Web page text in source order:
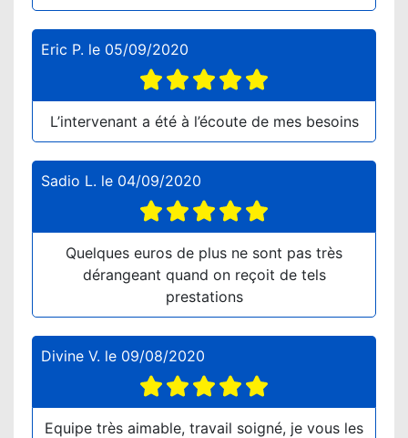
Eric P. le 05/09/2020
L’intervenant a été à l’écoute de mes besoins
Sadio L. le 04/09/2020
Quelques euros de plus ne sont pas très
dérangeant quand on reçoit de tels
prestations
Divine V. le 09/08/2020
Equipe très aimable, travail soigné, je vous les